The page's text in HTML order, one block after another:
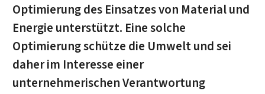
Optimierung des Einsatzes von Material und
Energie unterstützt. Eine solche
Optimierung schütze die Umwelt und sei
daher im Interesse einer
unternehmerischen Verantwortung